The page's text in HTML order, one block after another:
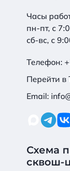
Часы
пн-пт, с
сб-вс, с
Телефон:
Перейти в
Email:
Схема
сквош-